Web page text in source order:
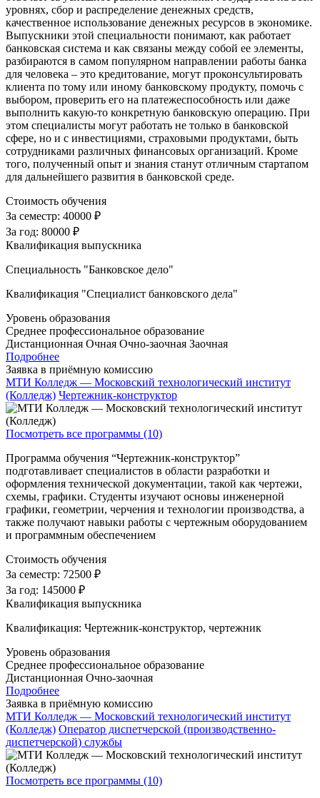
уровнях, сбор и распределение денежных средств,
качественное использование денежных ресурсов в экономике.
Выпускники этой специальности понимают, как работает
банковская система и как связаны между собой ее элементы,
разбираются в самом популярном направлении работы банка
для человека – это кредитование, могут проконсультировать
клиента по тому или иному банковскому продукту, помочь с
выбором, проверить его на платежеспособность или даже
выполнить какую-то конкретную банковскую операцию. При
этом специалисты могут работать не только в банковской
сфере, но и с инвестициями, страховыми продуктами, быть
сотрудниками различных финансовых организаций. Кроме
того, полученный опыт и знания станут отличным стартапом
для дальнейшего развития в банковской среде.
Стоимость обучения
За семестр: 40000 ₽
За год: 80000 ₽
Квалификация выпускника
Специальность "Банковское дело"
Квалификация "Специалист банковского дела"
Уровень образования
Среднее профессиональное образование
Дистанционная Очная Очно-заочная Заочная
Подробнее
Заявка в приёмную комиссию
МТИ Колледж — Московский технологический институт
(Колледж) Чертежник-конструктор
Посмотреть все программы (10)
Программа обучения “Чертежник-конструктор”
подготавливает специалистов в области разработки и
оформления технической документации, такой как чертежи,
схемы, графики. Студенты изучают основы инженерной
графики, геометрии, черчения и технологии производства, а
также получают навыки работы с чертежным оборудованием
и программным обеспечением
Стоимость обучения
За семестр: 72500 ₽
За год: 145000 ₽
Квалификация выпускника
Квалификация: Чертежник-конструктор, чертежник
Уровень образования
Среднее профессиональное образование
Дистанционная Очно-заочная
Подробнее
Заявка в приёмную комиссию
МТИ Колледж — Московский технологический институт
(Колледж) Оператор диспетчерской (производственно-
диспетчерской) службы
Посмотреть все программы (10)